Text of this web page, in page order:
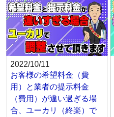
2022/10/11
お客様の希望料金（費
用）と業者の提示料金
（費用）が違い過ぎる場
合、ユーカリ（終楽）で